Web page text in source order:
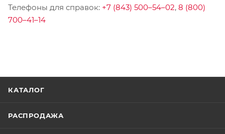
Телефоны для справок: +7 (843) 500–54–02, 8 (800)
700–41–14
КАТАЛОГ
РАСПРОДАЖА